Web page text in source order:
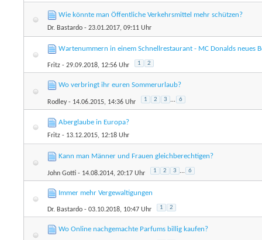
Wie könnte man Öffentliche Verkehrsmittel mehr schützen?
Dr. Bastardo - 23.01.2017, 09:11 Uhr
Wartenummern in einem Schnellrestaurant - MC Donalds neues
Fritz - 29.09.2018, 12:56 Uhr 1 2
Wo verbringt ihr euren Sommerurlaub?
Rodley- 14.06.2015, 14:36 Uhr 1 2 3 ... 6
Aberglaube in Europa?
Fritz - 13.12.2015, 12:18 Uhr
Kann man Männer und Frauen gleichberechtigen?
John Gotti - 14.08.2014, 20:17 Uhr 1 2 3 ... 6
Immer mehr Vergewaltigungen
Dr. Bastardo - 03.10.2018, 10:47 Uhr 1 2
Wo Online nachgemachte Parfums billig kaufen?